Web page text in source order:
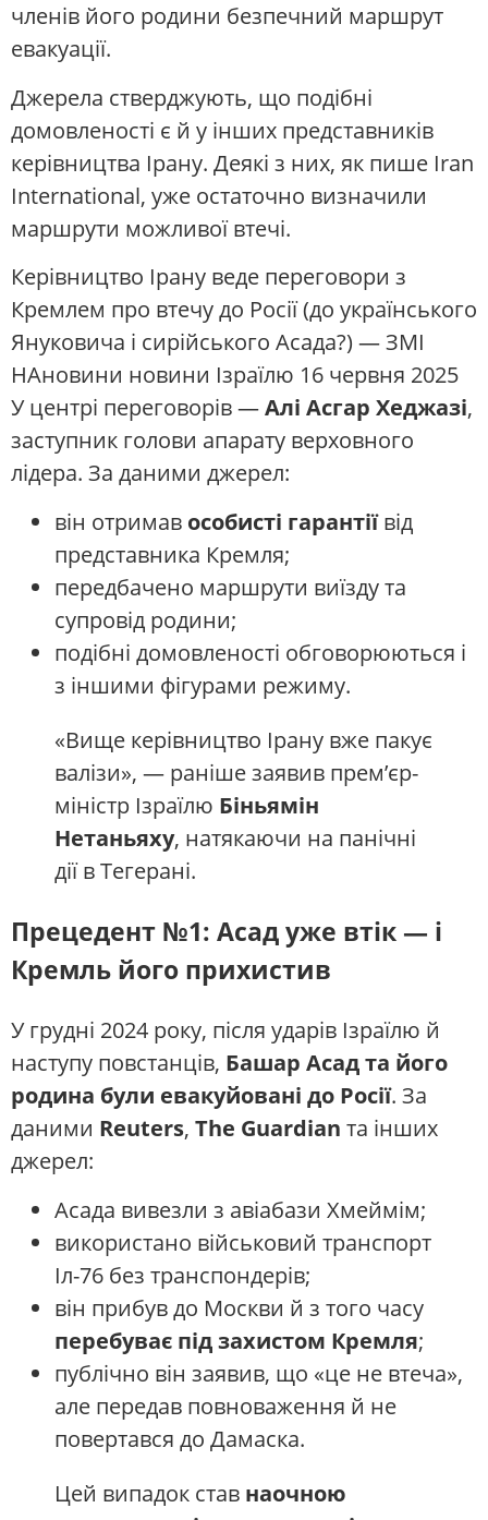
членів його родини безпечний маршрут
евакуації.
Джерела стверджують, що подібні
домовленості є й у інших представників
керівництва Ірану. Деякі з них, як пише Iran
International, уже остаточно визначили
маршрути можливої втечі.
Керівництво Ірану веде переговори з
Кремлем про втечу до Росії (до українського
Януковича і сирійського Асада?) — ЗМІ
НАновини новини Ізраїлю 16 червня 2025
У центрі переговорів —Алі Асгар Хеджазі,
заступник голови апарату верховного
лідера. За даними джерел:
він отримав особисті гарантіївід
представника Кремля;
передбачено маршрути виїзду та
супровід родини;
подібні домовленості обговорюються і
з іншими фігурами режиму.
«Вище керівництво Ірану вже пакує
валізи», — раніше заявив прем’єр-
міністр Ізраїлю Біньямін
Нетаньяху, натякаючи на панічні
дії в Тегерані.
Прецедент №1: Асад уже втік — і
Кремль його прихистив
У грудні 2024 року, після ударів Ізраїлю й
наступу повстанців, Башар Асад та його
родина були евакуйовані до Росії. За
даними Reuters, The Guardian та інших
джерел:
Асада вивезли з авіабази Хмеймім;
використано військовий транспорт
Іл-76 без транспондерів;
він прибув до Москви й з того часу
перебуває під захистом Кремля;
публічно він заявив, що «це не втеча»,
але передав повноваження й не
повертався до Дамаска.
Цей випадок став наочною